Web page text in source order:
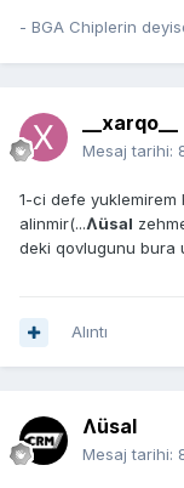
- BGA Chiplerin
__xarqo__
Mesaj tarihi:
1-ci defe yuklemirem
alinmir(...Ʌüsal
deki qovlugunu bura
Alıntı
Ʌüsal
Mesaj tarihi: